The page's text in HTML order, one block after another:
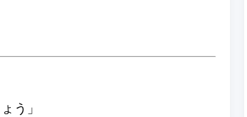
う」